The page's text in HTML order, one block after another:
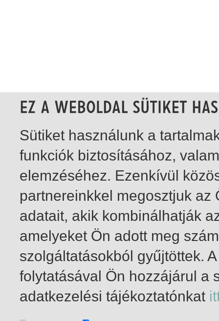
1-6 / összesen 6 találat
Sütiket használunk a
funkciók biztosításához,
elemzéséhez. Ezenkívül
partnereinkkel megosztjuk
adatait, akik kombinálhatják
amelyeket Ön adott meg
szolgáltatásokból gyűjtöttek.
folytatásával Ön hozzájárul a
adatkezelési tájékoztatónkat